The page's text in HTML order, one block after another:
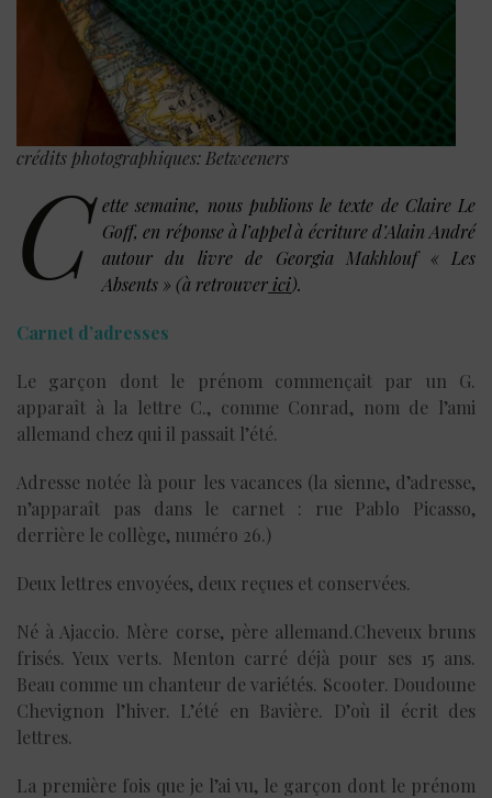
crédits photographiques: Betweeners
C ette semaine, nous publions le texte de Claire Le
Goff, en réponse à l’appel à écriture d’Alain André
autour du livre de Georgia Makhlouf « Les
Absents » (à retrouverici).
Carnet d’adresses
Le garçon dont le prénom commençait par un G.
apparaît à la lettre C., comme Conrad, nom de l’ami
allemand chez qui il passait l’été.
Adresse notée là pour les vacances (la sienne, d’adresse,
n’apparaît pas dans le carnet : rue Pablo Picasso,
derrière le collège, numéro 26.)
Deux lettres envoyées, deux reçues et conservées.
Né à Ajaccio. Mère corse, père allemand.Cheveux bruns
frisés. Yeux verts. Menton carré déjà pour ses 15 ans.
Beau comme un chanteur de variétés. Scooter. Doudoune
Chevignon l’hiver. L’été en Bavière. D’où il écrit des
lettres.
La première fois que je l’ai vu, le garçon dont le prénom